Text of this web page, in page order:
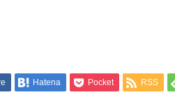
Hatena Pocket RSS